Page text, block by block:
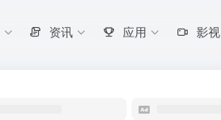
资讯 应用 影视